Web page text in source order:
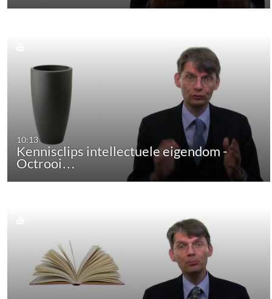
10:13
Kennisclips intellectuele eigendom -
Octrooi…